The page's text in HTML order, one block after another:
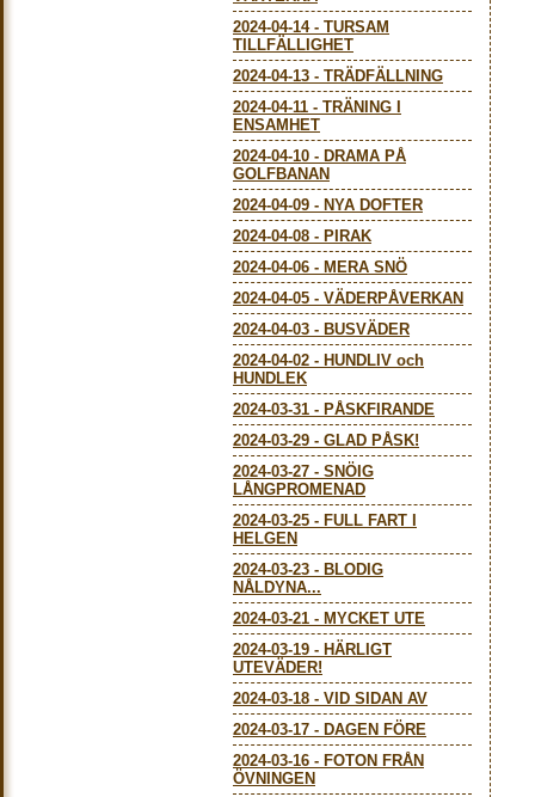
2024-04-14- TURSAM
TILLFÄLLIGHET
2024-04-13 - TRÄDFÄLLNING
2024-04-11 - TRÄNING I
ENSAMHET
2024-04-10 - DRAMA PÅ
GOLFBANAN
2024-04-09 - NYA DOFTER
2024-04-08 - PIRAK
2024-04-06 - MERA SNÖ
2024-04-05 - VÄDERPÅVERKAN
2024-04-03 - BUSVÄDER
2024-04-02 - HUNDLIV och
HUNDLEK
2024-03-31 - PÅSKFIRANDE
2024-03-29 - GLAD PÅSK!
2024-03-27 - SNÖIG
LÅNGPROMENAD
2024-03-25 - FULL FART I
HELGEN
2024-03-23 - BLODIG
NÅLDYNA...
2024-03-21 - MYCKET UTE
2024-03-19 - HÄRLIGT
UTEVÄDER!
2024-03-18 - VID SIDAN AV
2024-03-17 - DAGEN FÖRE
2024-03-16 - FOTON FRÅN
ÖVNINGEN